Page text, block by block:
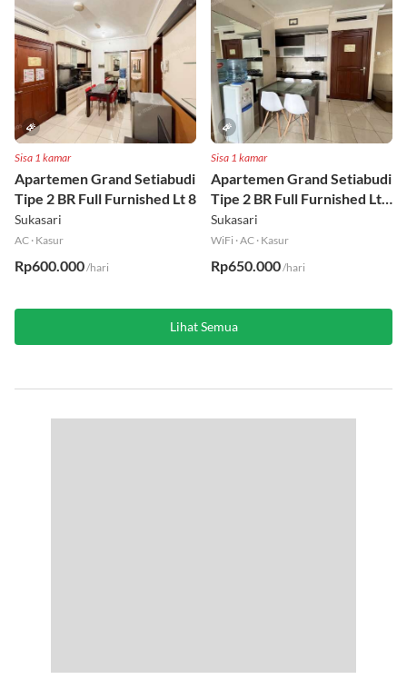
Sisa 1 kamar
Apartemen Grand Setiabudi
Tipe 2 BR Full Furnished Lt 8
Sukasari
AC · Kasur
Rp600.000/hari
Sisa 1 kamar
Apartemen Grand Setiabudi
Tipe 2 BR Full Furnished Lt
19
Sukasari
WiFi ·AC · Kasur
Rp650.000/hari
Lihat Semua